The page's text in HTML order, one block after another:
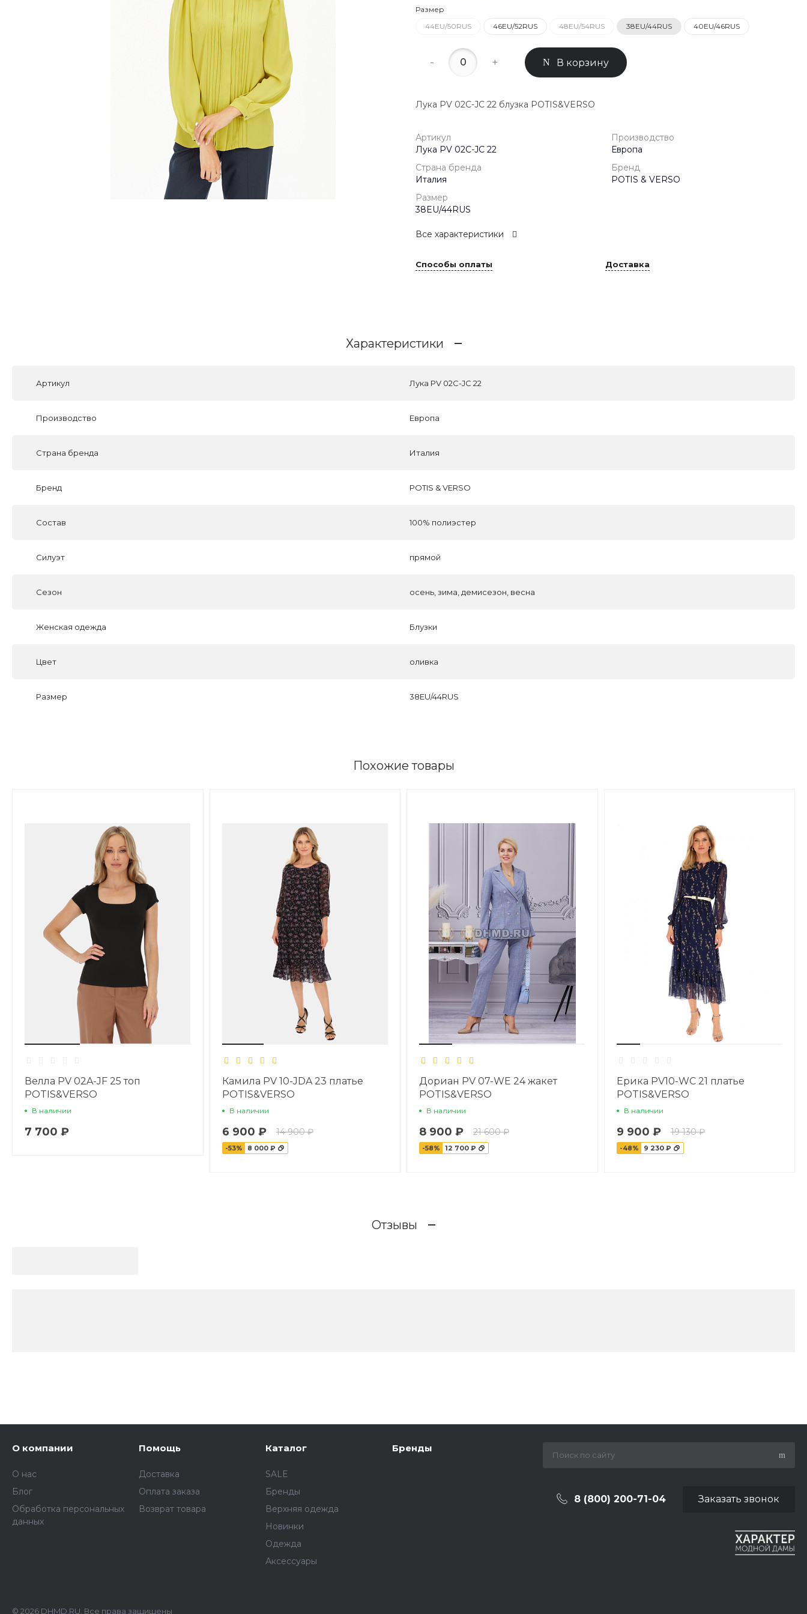
г. Красногорск, Улица
Школьная, дом 93к2
Пн-Пт 09:00 - 18:00
Размер
44EU/50RUS
46EU/52RUS 48EU/54RUS 38EU/44RUS 40EU/46RUS
- + В корзину
Лука PV 02C-JC 22 блузка POTIS&VERSO
Артикул
Лука PV 02C-JC 22
Производство
Европа
Страна бренда
Италия
Бренд
POTIS & VERSO
Размер
38EU/44RUS
Все характеристики
Способы оплаты Доставка
Характеристики
Артикул Лука PV 02C-JC 22
Производство Европа
Страна бренда Италия
Бренд POTIS & VERSO
Состав 100% полиэстер
Силуэт прямой
Сезон осень, зима, демисезон, весна
Женская одежда Блузки
Цвет оливка
Размер 38EU/44RUS
Похожие товары
Велла PV 02A-JF 25 топ
POTIS&VERSO
В наличии
7 700 ₽
Камила PV 10-JDA 23 платье
POTIS&VERSO
В наличии
6 900 ₽ 14 900 ₽
-53% 8 000 ₽
Дориан PV 07-WE 24 жакет
POTIS&VERSO
В наличии
8 900 ₽ 21 600 ₽
-58% 12 700 ₽
Ерика PV10-WC 21 платье
POTIS&VERSO
В наличии
9 900 ₽ 19 130 ₽
-48% 9 230 ₽
Отзывы
О компании
О нас
Блог
Обработка персональных
данных
Помощь
Доставка
Оплата заказа
Возврат товара
Каталог
SALE
Бренды
Верхняя одежда
Новинки
Одежда
Аксессуары
Бренды
8 (800) 200-71-04 Заказать звонок
© 2026 DHMD.RU, Все права защищены